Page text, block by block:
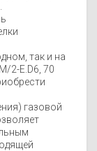
так и на
2-E.D6, 70
газовой